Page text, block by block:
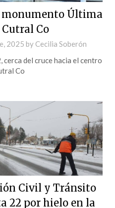
monumento Última
Cutral Co
2025 by Cecilia Soberón
cerca del cruce hacia el centro
Co
Civil y Tránsito
22 por hielo en la